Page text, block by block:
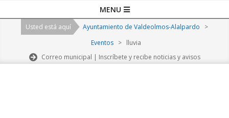
Navigation
MENU
Usted está aquí Ayuntamiento de Valdeolmos-Alalpardo
>
Eventos > lluvia
Correo municipal | Inscríbete y recibe noticias y avisos